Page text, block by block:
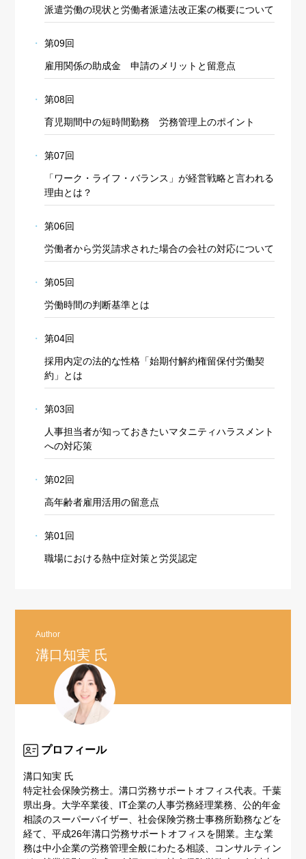
派遣労働の現状と労働者派遣法改正案の概要について
第09回
雇用関係の助成金 申請のメリットと留意点
第08回
育児期間中の短時間勤務 労務管理上のポイント
第07回
「ワーク・ライフ・バランス」が経営戦略と言われる
理由とは？
第06回
労働者から労災請求された場合の会社の対応について
第05回
労働時間の判断基準とは
第04回
採用内定の法的な性格「始期付解約権留保付労働契
約」とは
第03回
人事担当者が知っておきたいマタニティハラスメント
への対応策
第02回
高年齢者雇用活用の留意点
第01回
職場における熱中症対策と労災認定
Author
溝口知実 氏
プロフィール
溝口知実 氏
特定社会保険労務士。溝口労務サポートオフィス代表。千葉
県出身。大学卒業後、IT企業の人事労務経理業務、公的年金
相談のスーパーバイザー、社会保険労務士事務所勤務などを
経て、平成26年溝口労務サポートオフィスを開業。主な業
務は中小企業の労務管理全般にわたる相談、コンサルティン